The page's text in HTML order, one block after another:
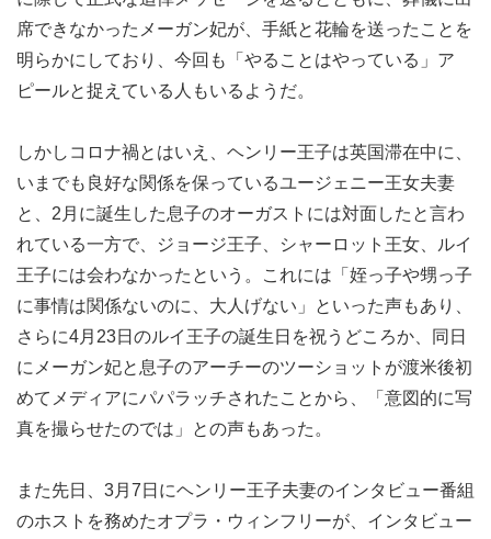
席できなかったメーガン妃が、手紙と花輪を送ったことを
明らかにしており、今回も「やることはやっている」ア
ピールと捉えている人もいるようだ。
しかしコロナ禍とはいえ、ヘンリー王子は英国滞在中に、
いまでも良好な関係を保っているユージェニー王女夫妻
と、2月に誕生した息子のオーガストには対面したと言わ
れている一方で、ジョージ王子、シャーロット王女、ルイ
王子には会わなかったという。これには「姪っ子や甥っ子
に事情は関係ないのに、大人げない」といった声もあり、
さらに4月23日のルイ王子の誕生日を祝うどころか、同日
にメーガン妃と息子のアーチーのツーショットが渡米後初
めてメディアにパパラッチされたことから、「意図的に写
真を撮らせたのでは」との声もあった。
また先日、3月7日にヘンリー王子夫妻のインタビュー番組
のホストを務めたオプラ・ウィンフリーが、インタビュー